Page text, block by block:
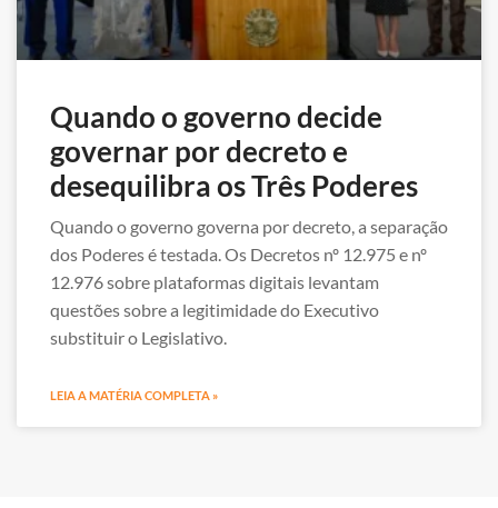
Quando o governo decide
governar por decreto e
desequilibra os Três Poderes
Quando o governo governa por decreto, a separação
dos Poderes é testada. Os Decretos nº 12.975 e nº
12.976 sobre plataformas digitais levantam
questões sobre a legitimidade do Executivo
substituir o Legislativo.
LEIA A MATÉRIA COMPLETA »